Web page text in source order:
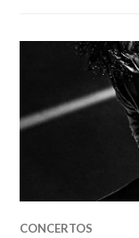
CONCERTOS